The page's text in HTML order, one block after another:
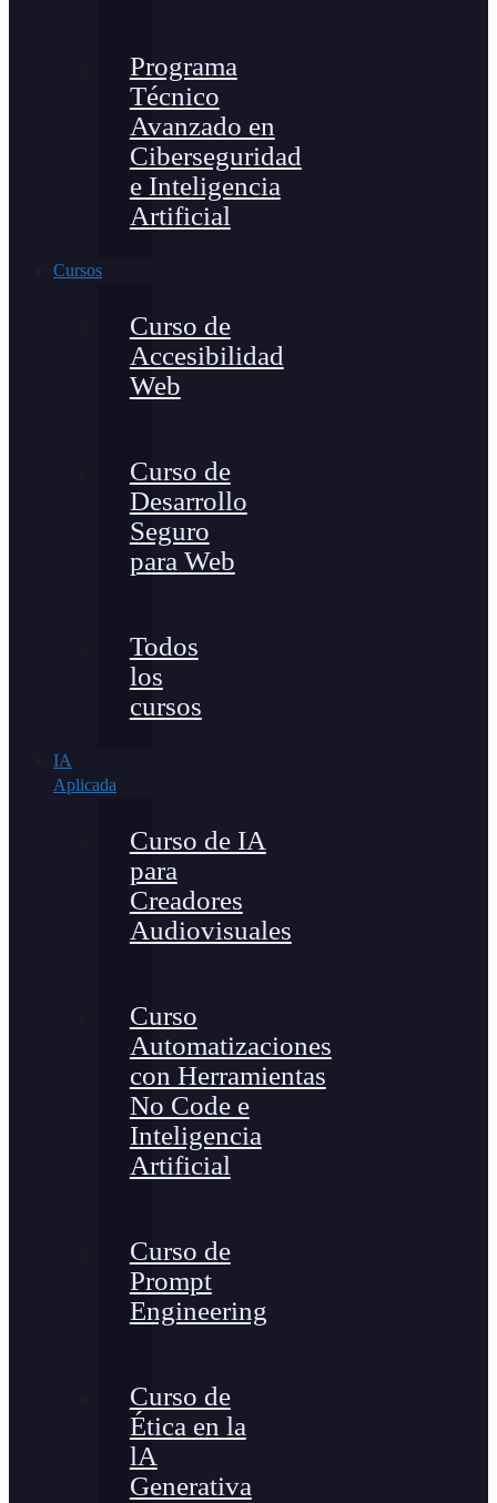
Programa
Técnico
Avanzado en
Ciberseguridad
e Inteligencia
Artificial
Cursos
Curso de
Accesibilidad
Web
Curso de
Desarrollo
Seguro
para Web
Todos
los
cursos
IA
Aplicada
Curso de IA
para
Creadores
Audiovisuales
Curso
Automatizaciones
con Herramientas
No Code e
Inteligencia
Artificial
Curso de
Prompt
Engineering
Curso de
Ética en la
lA
Generativa